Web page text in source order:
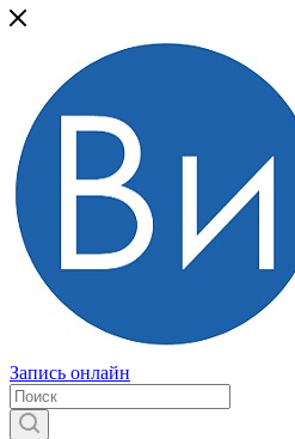
Запись онлайн